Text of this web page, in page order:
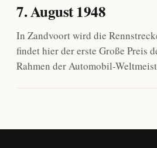
7. August 1948
In Zandvoort wird die
findet hier der erste Große Preis
Rahmen der Automobil-